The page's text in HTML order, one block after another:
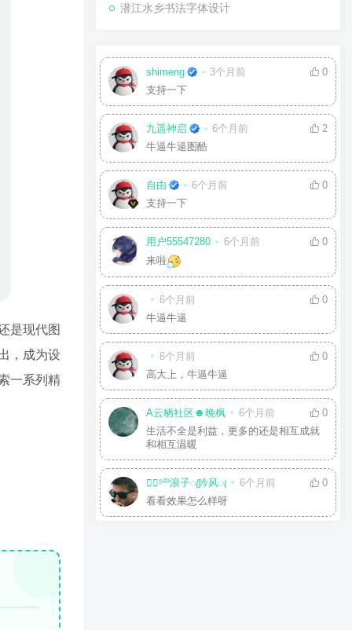
是现代图
，成为设
一系列精
潜江水乡书法字体设计
shimeng 3个月前
0
支持一下
九遥神启 6个月前
2
牛逼牛逼图酷
自由 6个月前
0
支持一下
用户55547280 6个月前
0
来啦
6个月前
0
牛逼牛逼
6个月前
0
高大上，牛逼牛逼
A云栖社区☻晚枫 6个月前
0
生活不全是利益，更多的还是相互成就
和相互温暖
☘⃝⁵²⁰浪子ꦿ吟风ꦿ 6个月前
0
看看效果怎么样呀